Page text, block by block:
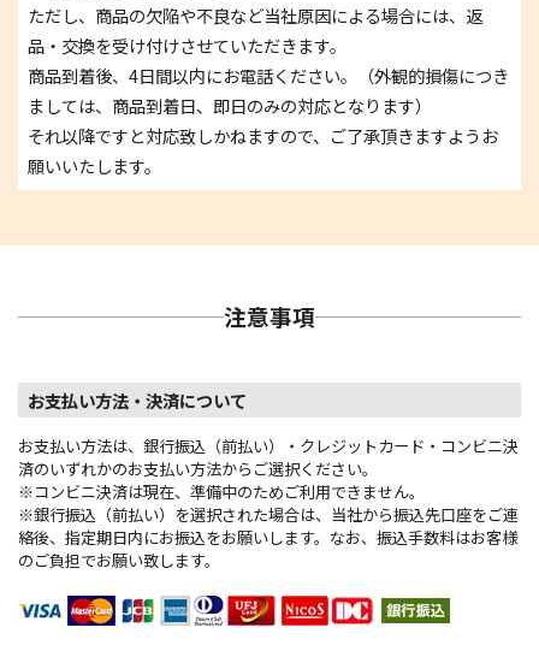
ただし、商品の欠陥や不良など当社原因による場合には、返
品・交換を受け付けさせていただきます。
商品到着後、4日間以内にお電話ください。（外観的損傷につき
ましては、商品到着日、即日のみの対応となります）
それ以降ですと対応致しかねますので、ご了承頂きますようお
願いいたします。
注意事項
お支払い方法・決済について
お支払い方法は、銀行振込（前払い）・クレジットカード・コンビニ決
済のいずれかのお支払い方法からご選択ください。
※コンビニ決済は現在、準備中のためご利用できません。
※銀行振込（前払い）を選択された場合は、当社から振込先口座をご連
絡後、指定期日内にお振込をお願いします。なお、振込手数料はお客様
のご負担でお願い致します。